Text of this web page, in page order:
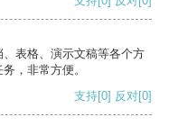
表格、演示文稿等各个方
，非常方便。
支持[0] 反对[0]